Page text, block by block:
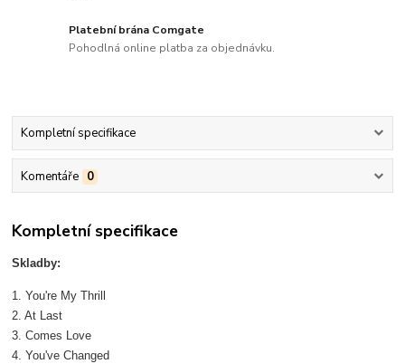
Platební brána Comgate
Pohodlná online platba za objednávku.
Kompletní specifikace
Komentáře 0
Kompletní specifikace
Skladby:
1. You're My Thrill
2. At Last
3. Comes Love
4. You've Changed